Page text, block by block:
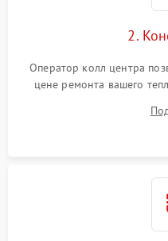
2.
Оператор колл центра
цене ремонта вашего